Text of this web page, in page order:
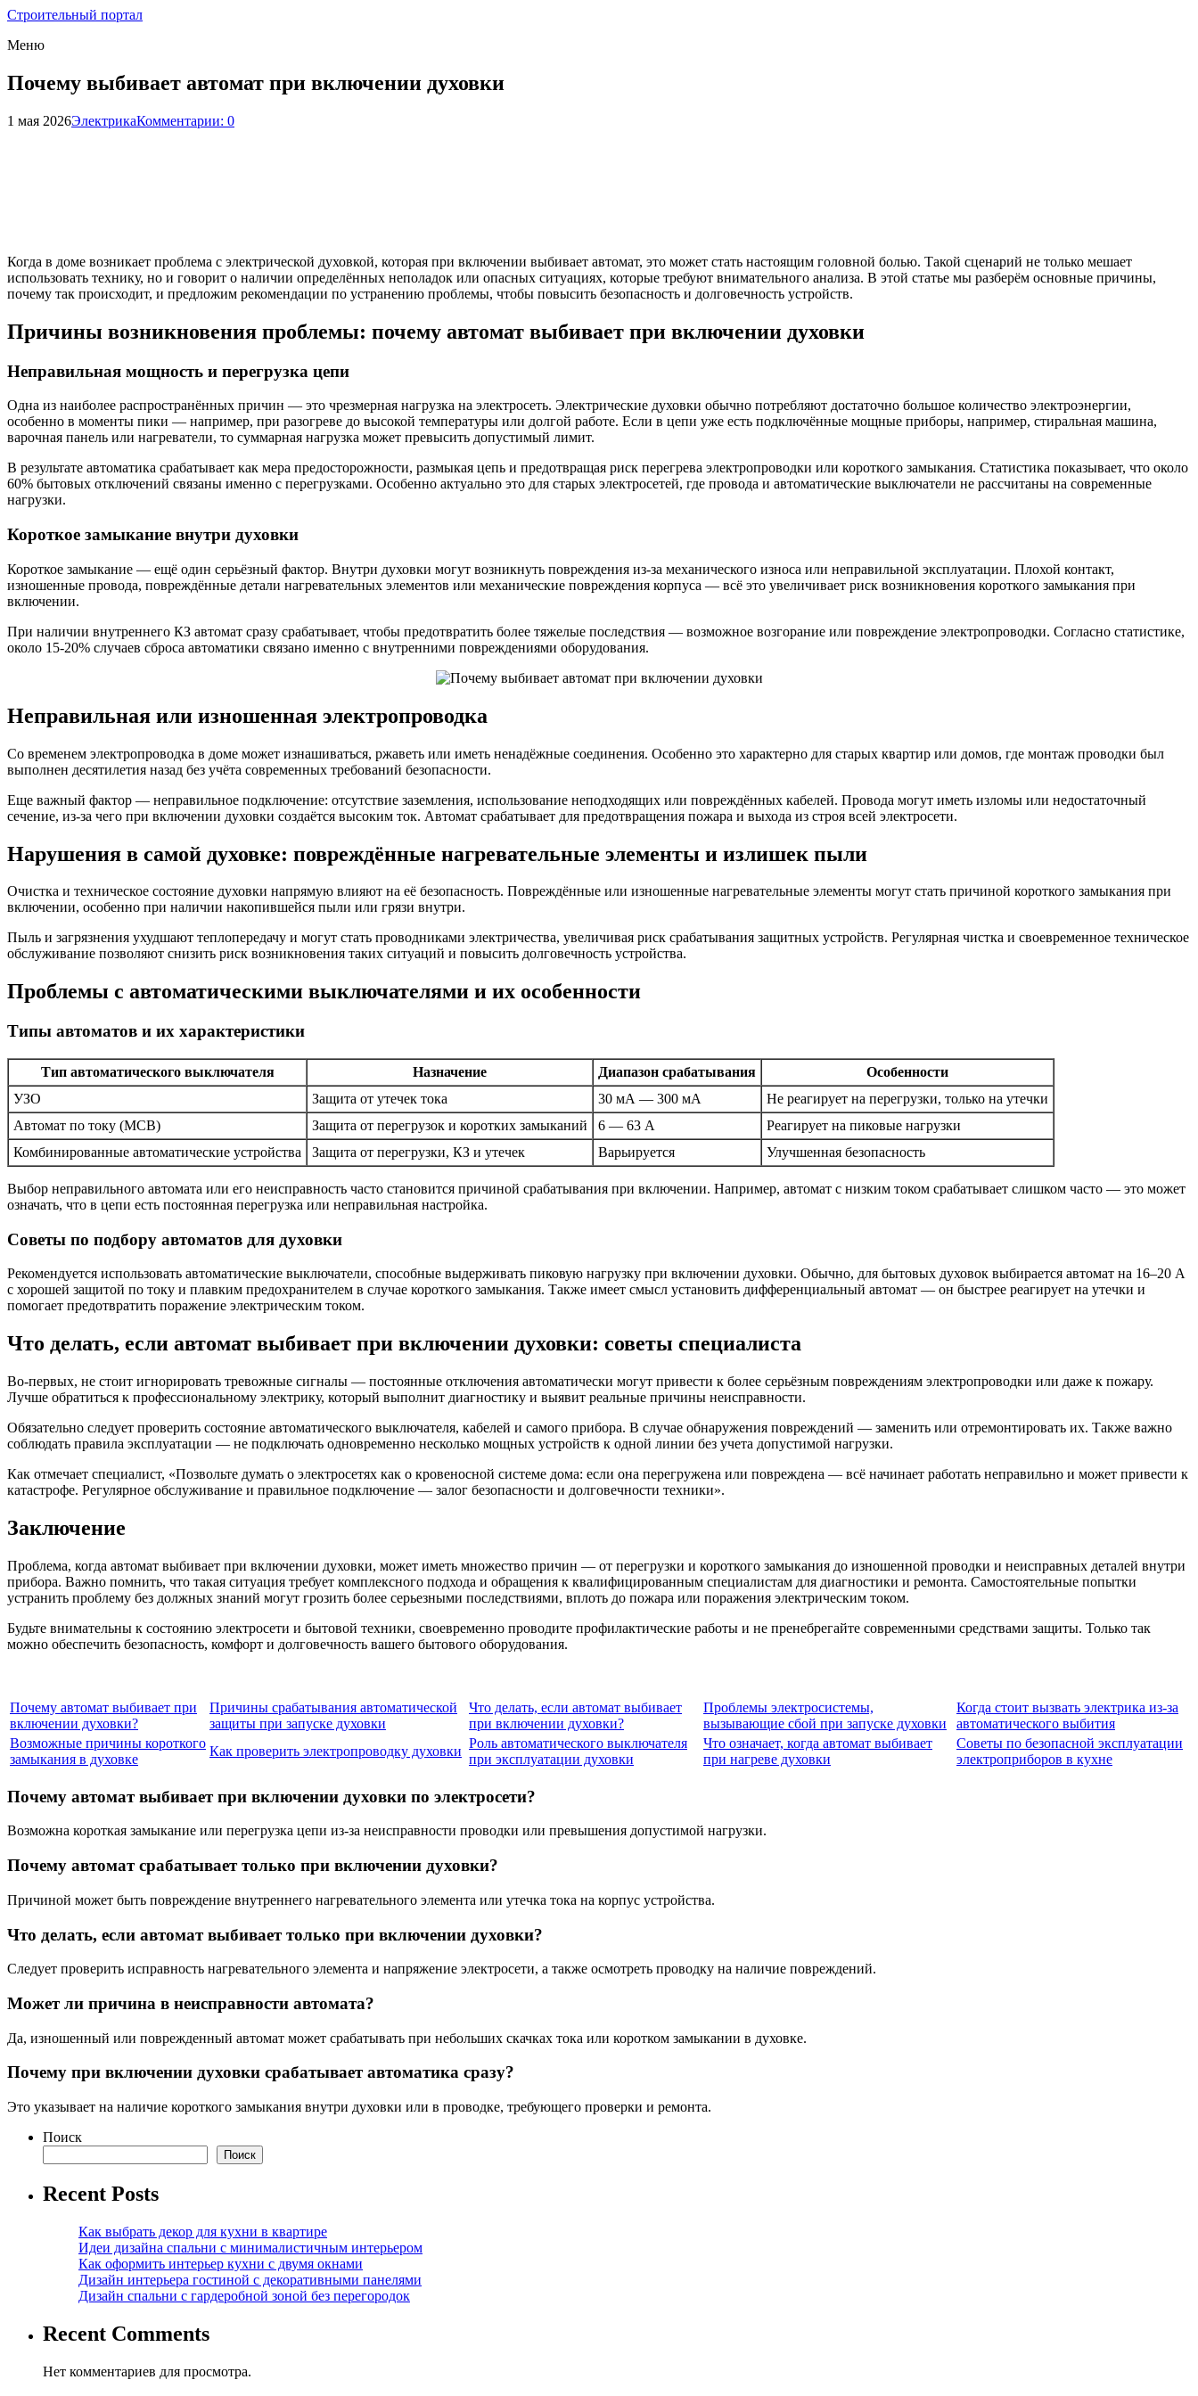
Строительный портал
Меню
Почему выбивает автомат при включении духовки
1 мая 2026ЭлектрикаКомментарии: 0
Когда в доме возникает проблема с электрической духовкой, которая при включении выбивает автомат, это может стать настоящим головной болью. Такой сценарий не только мешает
использовать технику, но и говорит о наличии определённых неполадок или опасных ситуациях, которые требуют внимательного анализа. В этой статье мы разберём основные причины,
почему так происходит, и предложим рекомендации по устранению проблемы, чтобы повысить безопасность и долговечность устройств.
Причины возникновения проблемы: почему автомат выбивает при включении духовки
Неправильная мощность и перегрузка цепи
Одна из наиболее распространённых причин — это чрезмерная нагрузка на электросеть. Электрические духовки обычно потребляют достаточно большое количество электроэнергии,
особенно в моменты пики — например, при разогреве до высокой температуры или долгой работе. Если в цепи уже есть подключённые мощные приборы, например, стиральная машина,
варочная панель или нагреватели, то суммарная нагрузка может превысить допустимый лимит.
В результате автоматика срабатывает как мера предосторожности, размыкая цепь и предотвращая риск перегрева электропроводки или короткого замыкания. Статистика показывает, что около
60% бытовых отключений связаны именно с перегрузками. Особенно актуально это для старых электросетей, где провода и автоматические выключатели не рассчитаны на современные
нагрузки.
Короткое замыкание внутри духовки
Короткое замыкание — ещё один серьёзный фактор. Внутри духовки могут возникнуть повреждения из-за механического износа или неправильной эксплуатации. Плохой контакт,
изношенные провода, повреждённые детали нагревательных элементов или механические повреждения корпуса — всё это увеличивает риск возникновения короткого замыкания при
включении.
При наличии внутреннего КЗ автомат сразу срабатывает, чтобы предотвратить более тяжелые последствия — возможное возгорание или повреждение электропроводки. Согласно статистике,
около 15-20% случаев сброса автоматики связано именно с внутренними повреждениями оборудования.
Неправильная или изношенная электропроводка
Со временем электропроводка в доме может изнашиваться, ржаветь или иметь ненадёжные соединения. Особенно это характерно для старых квартир или домов, где монтаж проводки был
выполнен десятилетия назад без учёта современных требований безопасности.
Еще важный фактор — неправильное подключение: отсутствие заземления, использование неподходящих или повреждённых кабелей. Провода могут иметь изломы или недостаточный
сечение, из-за чего при включении духовки создаётся высоким ток. Автомат срабатывает для предотвращения пожара и выхода из строя всей электросети.
Нарушения в самой духовке: повреждённые нагревательные элементы и излишек пыли
Очистка и техническое состояние духовки напрямую влияют на её безопасность. Повреждённые или изношенные нагревательные элементы могут стать причиной короткого замыкания при
включении, особенно при наличии накопившейся пыли или грязи внутри.
Пыль и загрязнения ухудшают теплопередачу и могут стать проводниками электричества, увеличивая риск срабатывания защитных устройств. Регулярная чистка и своевременное техническое
обслуживание позволяют снизить риск возникновения таких ситуаций и повысить долговечность устройства.
Проблемы с автоматическими выключателями и их особенности
Типы автоматов и их характеристики
Тип автоматического выключателя Назначение Диапазон срабатывания
Особенности
УЗО
Защита от утечек тока 30 мА — 300 мА
Не реагирует на перегрузки, только на утечки
Автомат по току (MCB)
Защита от перегрузок и коротких замыканий 6 — 63 А
Реагирует на пиковые нагрузки
Комбинированные автоматические устройства
Защита от перегрузки, КЗ и утечек Варьируется Улучшенная безопасность
Выбор неправильного автомата или его неисправность часто становится причиной срабатывания при включении. Например, автомат с низким током срабатывает слишком часто — это может
означать, что в цепи есть постоянная перегрузка или неправильная настройка.
Советы по подбору автоматов для духовки
Рекомендуется использовать автоматические выключатели, способные выдерживать пиковую нагрузку при включении духовки. Обычно, для бытовых духовок выбирается автомат на 16–20 А
с хорошей защитой по току и плавким предохранителем в случае короткого замыкания. Также имеет смысл установить дифференциальный автомат — он быстрее реагирует на утечки и
помогает предотвратить поражение электрическим током.
Что делать, если автомат выбивает при включении духовки: советы специалиста
Во-первых, не стоит игнорировать тревожные сигналы — постоянные отключения автоматически могут привести к более серьёзным повреждениям электропроводки или даже к пожару.
Лучше обратиться к профессиональному электрику, который выполнит диагностику и выявит реальные причины неисправности.
Обязательно следует проверить состояние автоматического выключателя, кабелей и самого прибора. В случае обнаружения повреждений — заменить или отремонтировать их. Также важно
соблюдать правила эксплуатации — не подключать одновременно несколько мощных устройств к одной линии без учета допустимой нагрузки.
Как отмечает специалист, «Позвольте думать о электросетях как о кровеносной системе дома: если она перегружена или повреждена — всё начинает работать неправильно и может привести к
катастрофе. Регулярное обслуживание и правильное подключение — залог безопасности и долговечности техники».
Заключение
Проблема, когда автомат выбивает при включении духовки, может иметь множество причин — от перегрузки и короткого замыкания до изношенной проводки и неисправных деталей внутри
прибора. Важно помнить, что такая ситуация требует комплексного подхода и обращения к квалифицированным специалистам для диагностики и ремонта. Самостоятельные попытки
устранить проблему без должных знаний могут грозить более серьезными последствиями, вплоть до пожара или поражения электрическим током.
Будьте внимательны к состоянию электросети и бытовой техники, своевременно проводите профилактические работы и не пренебрегайте современными средствами защиты. Только так
можно обеспечить безопасность, комфорт и долговечность вашего бытового оборудования.
Почему автомат выбивает при
включении духовки?
Причины срабатывания автоматической
защиты при запуске духовки
Что делать, если автомат выбивает
при включении духовки?
Проблемы электросистемы,
вызывающие сбой при запуске духовки
Когда стоит вызвать электрика из-за
автоматического выбития
Возможные причины короткого
замыкания в духовке
Как проверить электропроводку духовки
Роль автоматического выключателя
при эксплуатации духовки
Что означает, когда автомат выбивает
при нагреве духовки
Советы по безопасной эксплуатации
электроприборов в кухне
Почему автомат выбивает при включении духовки по электросети?
Возможна короткая замыкание или перегрузка цепи из-за неисправности проводки или превышения допустимой нагрузки.
Почему автомат срабатывает только при включении духовки?
Причиной может быть повреждение внутреннего нагревательного элемента или утечка тока на корпус устройства.
Что делать, если автомат выбивает только при включении духовки?
Следует проверить исправность нагревательного элемента и напряжение электросети, а также осмотреть проводку на наличие повреждений.
Может ли причина в неисправности автомата?
Да, изношенный или поврежденный автомат может срабатывать при небольших скачках тока или коротком замыкании в духовке.
Почему при включении духовки срабатывает автоматика сразу?
Это указывает на наличие короткого замыкания внутри духовки или в проводке, требующего проверки и ремонта.
Поиск
Поиск
Recent Posts
Как выбрать декор для кухни в квартире
Идеи дизайна спальни с минималистичным интерьером
Как оформить интерьер кухни с двумя окнами
Дизайн интерьера гостиной с декоративными панелями
Дизайн спальни с гардеробной зоной без перегородок
Recent Comments
Нет комментариев для просмотра.